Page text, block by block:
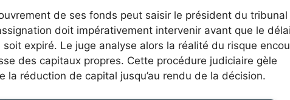
de ses fonds peut saisir le président du tribunal
doit impérativement intervenir avant que le délai
expiré. Le juge analyse alors la réalité du risque
des capitaux propres. Cette procédure judiciaire gèle
la réduction de capital jusqu’au rendu de la décision.